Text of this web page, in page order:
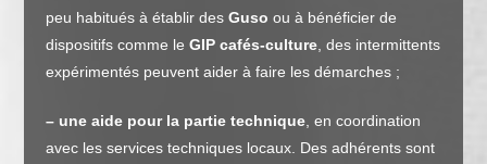
peu habitués à établir desGuso ou à bénéficier de
dispositifs comme leGIP cafés-culture , des intermittents
expérimentés peuvent aider à faire les démarches ;
– une aide pour la partie technique , en coordination
avec les services techniques locaux. Des adhérents sont